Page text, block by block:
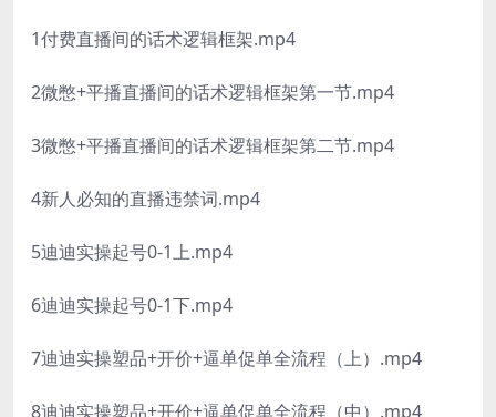
1付费直播间的话术逻辑框架.mp4
2微憋+平播直播间的话术逻辑框架第一节.mp4
3微憋+平播直播间的话术逻辑框架第二节.mp4
4新人必知的直播违禁词.mp4
5迪迪实操起号0-1上.mp4
6迪迪实操起号0-1下.mp4
7迪迪实操塑品+开价+逼单促单全流程（上）.mp4
8迪迪实操塑品+开价+逼单促单全流程（中）.mp4